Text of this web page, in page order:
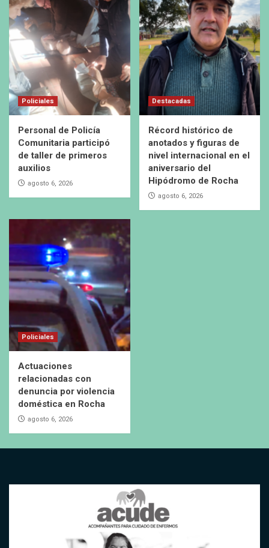
Policiales
Personal de Policía
Comunitaria participó
de taller de primeros
auxilios
agosto 6, 2026
Destacadas
Récord histórico de
anotados y figuras de
nivel internacional en el
aniversario del
Hipódromo de Rocha
agosto 6, 2026
Policiales
Actuaciones
relacionadas con
denuncia por violencia
doméstica en Rocha
agosto 6, 2026